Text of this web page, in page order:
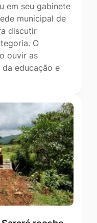
em seu gabinete
municipal de
discutir
O
ouvir as
educação e